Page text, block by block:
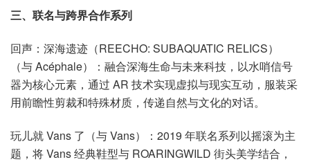
三、联名与跨界合作系列
回声：深海遗迹（REECHO: SUBAQUATIC RELICS）
（与 Acéphale）：融合深海生命与未来科技，以水哨信号
器为核心元素，通过 AR 技术实现虚拟与现实互动，服装采
用前瞻性剪裁和特殊材质，传递自然与文化的对话。
玩儿就 Vans 了（与 Vans）：2019 年联名系列以摇滚为主
题，将 Vans 经典鞋型与 ROARINGWILD 街头美学结合，